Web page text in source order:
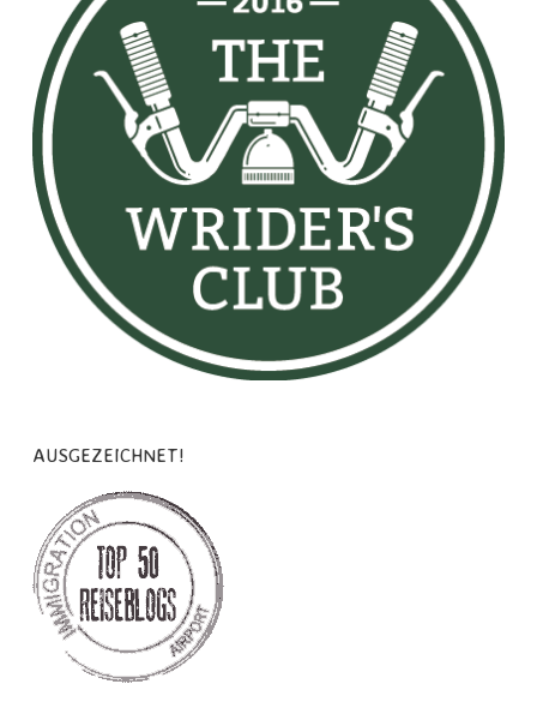
AUSGEZEICHNET!